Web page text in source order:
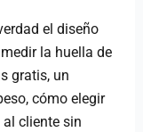
el diseño
la huella de
gratis, un
cómo elegir
cliente sin